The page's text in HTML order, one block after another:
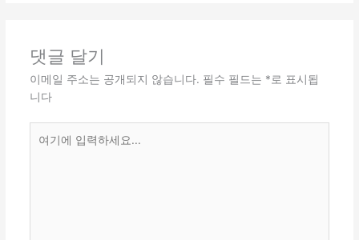
댓글 달기
이메일 주소는 공개되지 않습니다. 필수 필드는 *로 표시됩
니다